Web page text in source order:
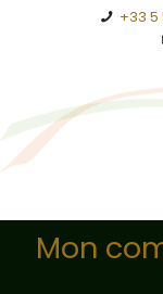
+33 5
Mon